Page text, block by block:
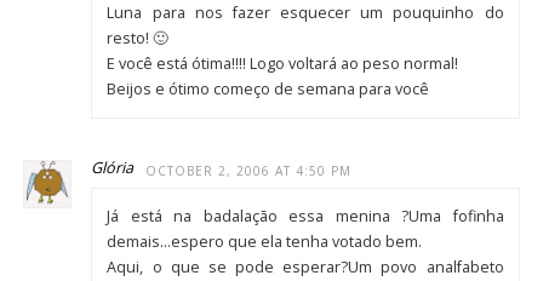
Luna para nos fazer esquecer um pouquinho do
resto! 🙂
E você está ótima!!!! Logo voltará ao peso normal!
Beijos e ótimo começo de semana para você
Glória OCTOBER 2, 2006 AT 4:50 PM
Já está na badalação essa menina ?Uma fofinha
demais…espero que ela tenha votado bem.
Aqui, o que se pode esperar?Um povo analfabeto